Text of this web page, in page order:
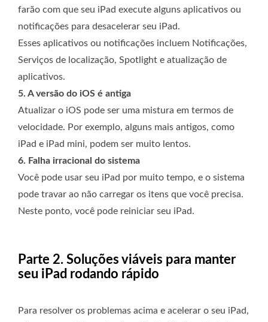
farão com que seu iPad execute alguns aplicativos ou
notificações para desacelerar seu iPad.
Esses aplicativos ou notificações incluem Notificações,
Serviços de localização, Spotlight e atualização de
aplicativos.
5. A versão do iOS é antiga
Atualizar o iOS pode ser uma mistura em termos de
velocidade. Por exemplo, alguns mais antigos, como
iPad e iPad mini, podem ser muito lentos.
6. Falha irracional do sistema
Você pode usar seu iPad por muito tempo, e o sistema
pode travar ao não carregar os itens que você precisa.
Neste ponto, você pode reiniciar seu iPad.
Parte 2. Soluções viáveis ​​para manter
seu iPad rodando rápido
Para resolver os problemas acima e acelerar o seu iPad,